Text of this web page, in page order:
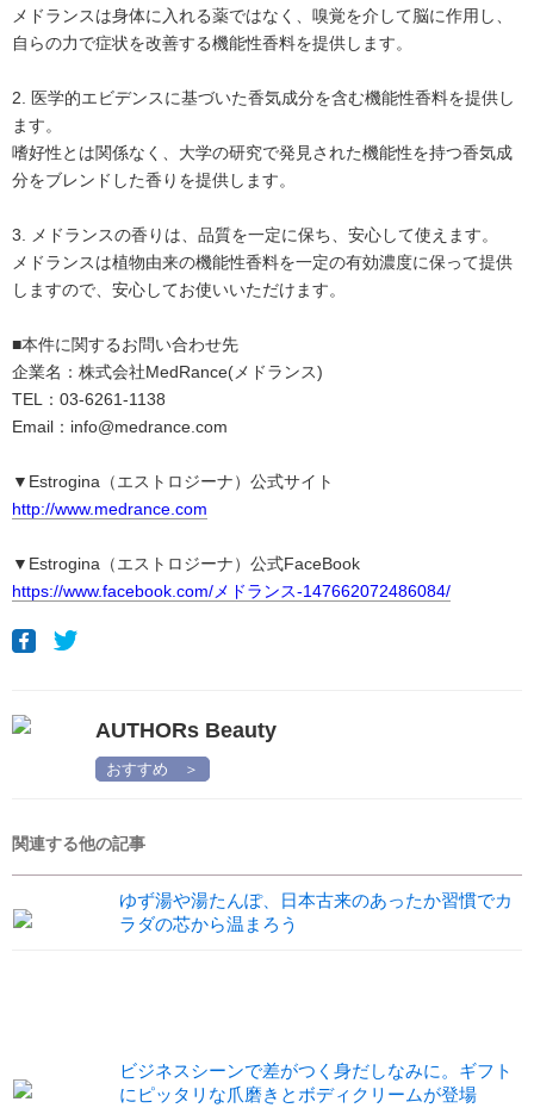
メドランスは身体に入れる薬ではなく、嗅覚を介して脳に作用し、
自らの力で症状を改善する機能性香料を提供します。
2. 医学的エビデンスに基づいた香気成分を含む機能性香料を提供し
ます。
嗜好性とは関係なく、大学の研究で発見された機能性を持つ香気成
分をブレンドした香りを提供します。
3. メドランスの香りは、品質を一定に保ち、安心して使えます。
メドランスは植物由来の機能性香料を一定の有効濃度に保って提供
しますので、安心してお使いいただけます。
■本件に関するお問い合わせ先
企業名：株式会社MedRance(メドランス)
TEL：03-6261-1138
Email：info@medrance.com
▼Estrogina（エストロジーナ）公式サイト
http://www.medrance.com
▼Estrogina（エストロジーナ）公式FaceBook
https://www.facebook.com/メドランス-147662072486084/
AUTHORs Beauty
おすすめ ＞
関連する他の記事
ゆず湯や湯たんぽ、日本古来のあったか習慣でカ
ラダの芯から温まろう
ビジネスシーンで差がつく身だしなみに。ギフト
にピッタリな爪磨きとボディクリームが登場